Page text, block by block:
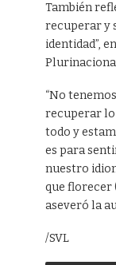
También
recuperar y
identidad”,
“No
recuperar lo
todo y
es para
nuestro
que florecer
aseveró la
/SVL